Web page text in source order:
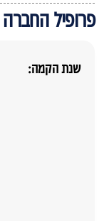
פרופיל החברה
שנת הקמה: